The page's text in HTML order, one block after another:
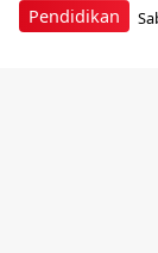
Pendidikan